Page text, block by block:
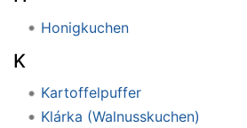
Honigkuchen
K
Kartoffelpuffer
Klárka (Walnusskuchen)